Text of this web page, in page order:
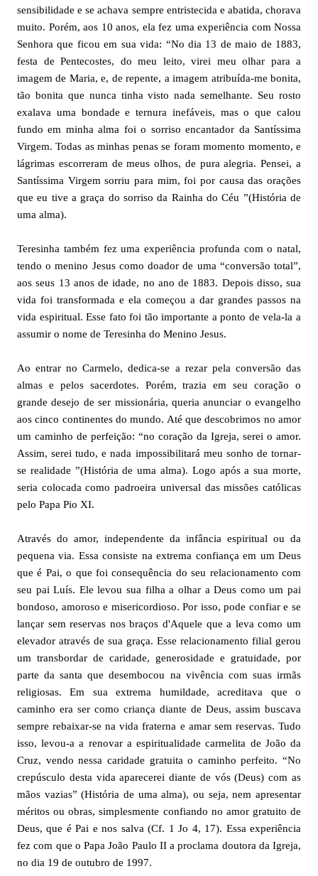
sensibilidade e se achava sempre entristecida e abatida, chorava
muito. Porém, aos 10 anos, ela fez uma experiência com Nossa
Senhora que ficou em sua vida: “No dia 13 de maio de 1883,
festa de Pentecostes, do meu leito, virei meu olhar para a
imagem de Maria, e, de repente, a imagem atribuída-me bonita,
tão bonita que nunca tinha visto nada semelhante. Seu rosto
exalava uma bondade e ternura inefáveis, mas o que calou
fundo em minha alma foi o sorriso encantador da Santíssima
Virgem. Todas as minhas penas se foram momento momento, e
lágrimas escorreram de meus olhos, de pura alegria. Pensei, a
Santíssima Virgem sorriu para mim, foi por causa das orações
que eu tive a graça do sorriso da Rainha do Céu ”(História de
uma alma).
Teresinha também fez uma experiência profunda com o natal,
tendo o menino Jesus como doador de uma “conversão total”,
aos seus 13 anos de idade, no ano de 1883. Depois disso, sua
vida foi transformada e ela começou a dar grandes passos na
vida espiritual. Esse fato foi tão importante a ponto de vela-la a
assumir o nome de Teresinha do Menino Jesus.
Ao entrar no Carmelo, dedica-se a rezar pela conversão das
almas e pelos sacerdotes. Porém, trazia em seu coração o
grande desejo de ser missionária, queria anunciar o evangelho
aos cinco continentes do mundo. Até que descobrimos no amor
um caminho de perfeição: “no coração da Igreja, serei o amor.
Assim, serei tudo, e nada impossibilitará meu sonho de tornar-
se realidade ”(História de uma alma). Logo após a sua morte,
seria colocada como padroeira universal das missões católicas
pelo Papa Pio XI.
Através do amor, independente da infância espiritual ou da
pequena via. Essa consiste na extrema confiança em um Deus
que é Pai, o que foi consequência do seu relacionamento com
seu pai Luís. Ele levou sua filha a olhar a Deus como um pai
bondoso, amoroso e misericordioso. Por isso, pode confiar e se
lançar sem reservas nos braços d'Aquele que a leva como um
elevador através de sua graça. Esse relacionamento filial gerou
um transbordar de caridade, generosidade e gratuidade, por
parte da santa que desembocou na vivência com suas irmãs
religiosas. Em sua extrema humildade, acreditava que o
caminho era ser como criança diante de Deus, assim buscava
sempre rebaixar-se na vida fraterna e amar sem reservas. Tudo
isso, levou-a a renovar a espiritualidade carmelita de João da
Cruz, vendo nessa caridade gratuita o caminho perfeito. “No
crepúsculo desta vida aparecerei diante de vós (Deus) com as
mãos vazias” (História de uma alma), ou seja, nem apresentar
méritos ou obras, simplesmente confiando no amor gratuito de
Deus, que é Pai e nos salva (Cf. 1 Jo 4, 17). Essa experiência
fez com que o Papa João Paulo II a proclama doutora da Igreja,
no dia 19 de outubro de 1997.